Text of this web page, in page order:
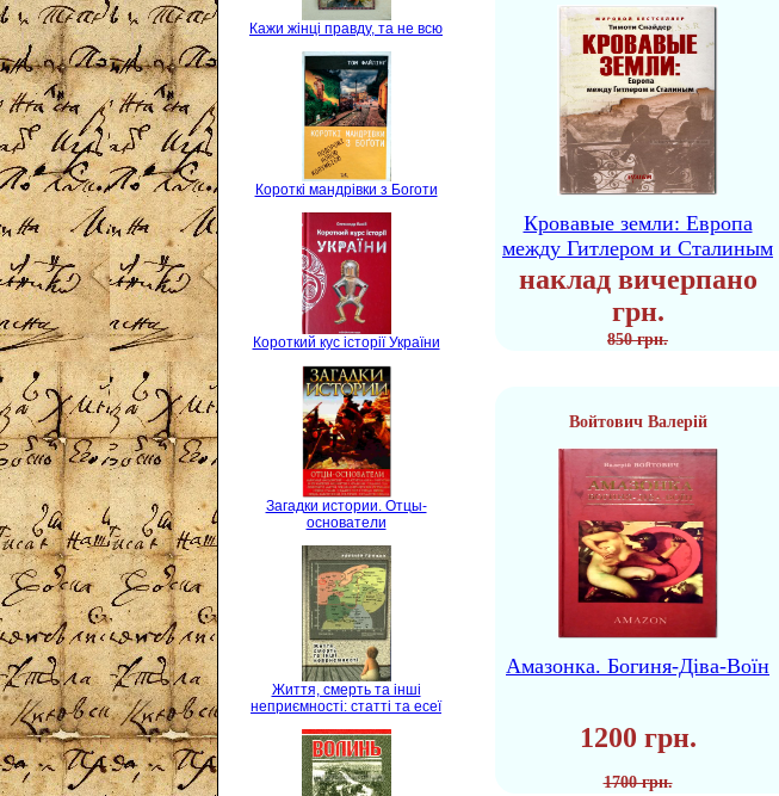
Кажи жінці правду, та не всю
Короткі мандрівки з Боготи
Короткий кус історії України
Загадки истории. Отцы-
основатели
Життя, смерть та інші
неприємності: статті та есеї
Кровавые земли: Европа
между Гитлером и Сталиным
наклад вичерпано
грн.
850 грн.
Войтович Валерій
Амазонка. Богиня-Діва-Воїн
1200 грн.
1700 грн.